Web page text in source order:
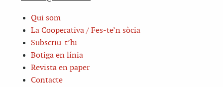
Qui som
La Cooperativa / Fes-te’n sòcia
Subscriu-t’hi
Botiga en línia
Revista en paper
Contacte